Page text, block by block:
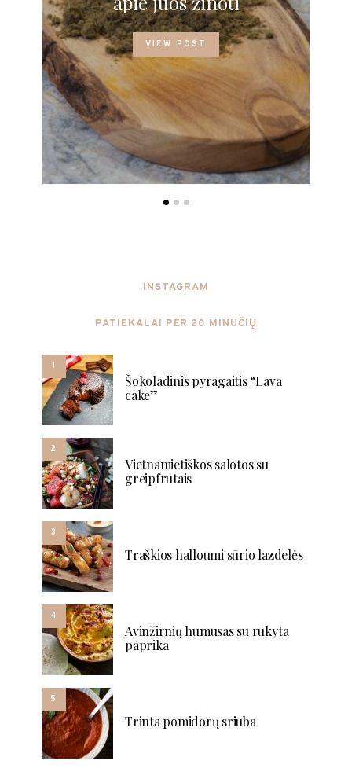
VIEW POST
INSTAGRAM
PATIEKALAI PER 20 MINUČIŲ
1
Šokoladinis pyragaitis “Lava
cake”
2
Vietnamietiškos salotos su
greipfrutais
3
Traškios halloumi sūrio lazdelės
4
Avinžirnių humusas su rūkyta
paprika
5
Trinta pomidorų sriuba